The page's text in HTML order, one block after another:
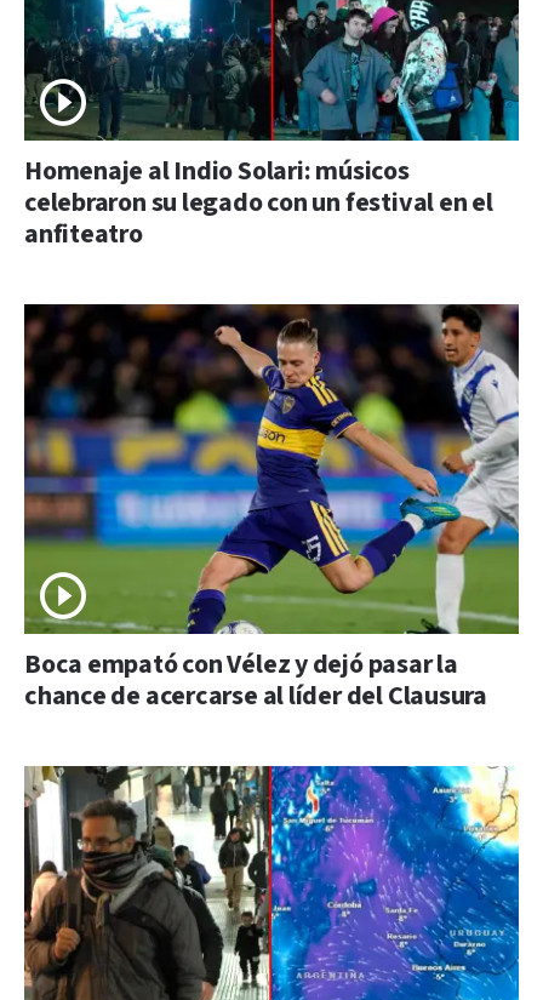
Homenaje al Indio Solari: músicos
celebraron su legado con un festival en el
anfiteatro
Boca empató con Vélez y dejó pasar la
chance de acercarse al líder del Clausura